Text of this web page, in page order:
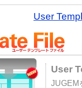
User
User
JUGEM